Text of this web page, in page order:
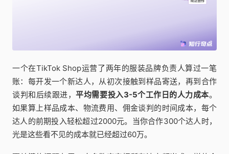
一个在TikTok Shop运营了两年的服装品牌负责人算过一笔
账：每开发一个新达人，从初次接触到样品寄送，再到合作
谈判和后续跟进，平均需要投入3-5个工作日的人力成本。
如果算上样品成本、物流费用、佣金谈判的时间成本，每个
达人的前期投入轻松超过2000元。当你合作300个达人时，
光是这些看不见的成本就已经超过60万。